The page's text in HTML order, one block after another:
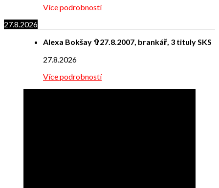
Více podrobností
27.8.2026
Alexa Bokšay ✞27.8.2007, brankář, 3 tituly SKS
27.8.2026
Více podrobností